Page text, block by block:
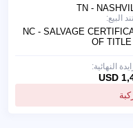
TN -
البيع:
NC - SALVAGE
OF
النهائية: